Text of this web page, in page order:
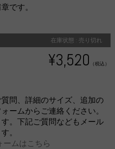
です。
在庫状態 : 売り切れ
¥3,520 （税込）
問、詳細のサイズ、追加の
ームからご連絡ください。
。下記ご質問などもメール
。
ームはこちら